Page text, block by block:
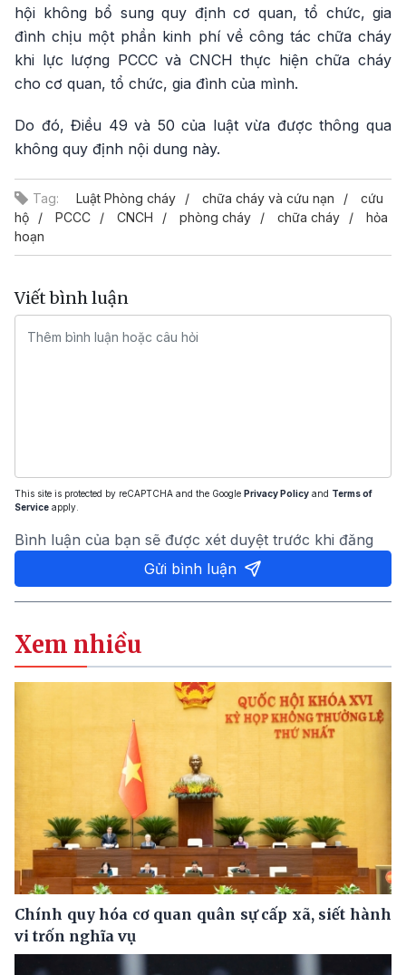
hội không bổ sung quy định cơ quan, tổ chức, gia
đình chịu một phần kinh phí về công tác chữa cháy
khi lực lượng PCCC và CNCH thực hiện chữa cháy
cho cơ quan, tổ chức, gia đình của mình.
Do đó, Điều 49 và 50 của luật vừa được thông qua
không quy định nội dung này.
Tag: Luật Phòng cháy chữa cháy và cứu nạn
cứu
hộ
PCCC CNCH phòng cháy chữa cháy
hỏa
hoạn
Viết bình luận
This site is protected by reCAPTCHA and the Google Privacy Policy and Terms of
Service apply.
Bình luận của bạn sẽ được xét duyệt trước khi đăng
Gửi bình luận
Xem nhiều
Chính quy hóa cơ quan quân sự cấp xã, siết hành
vi trốn nghĩa vụ